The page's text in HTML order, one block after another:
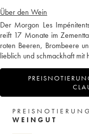
Über den Wein
Der Morgon Les
reift 17 Monate im
roten Beeren, Brombeere
lieblich und schmackhaft mit
WEINGUT